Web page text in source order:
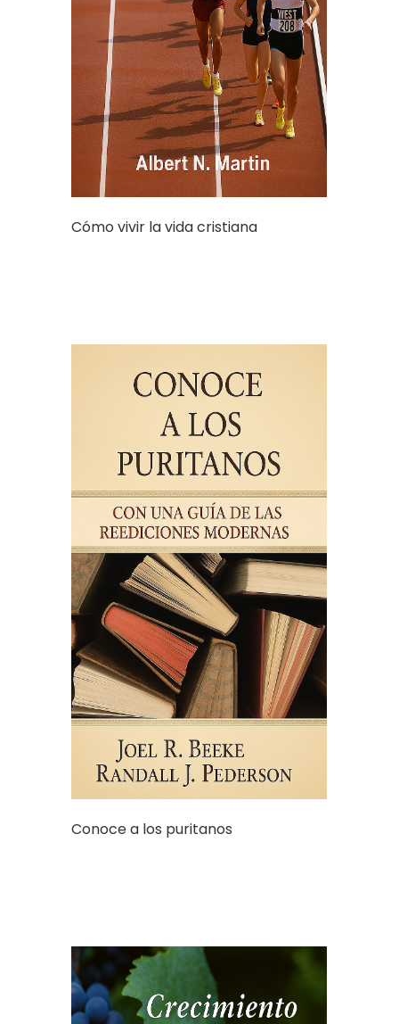
Cómo vivir la vida cristiana
Conoce a los puritanos